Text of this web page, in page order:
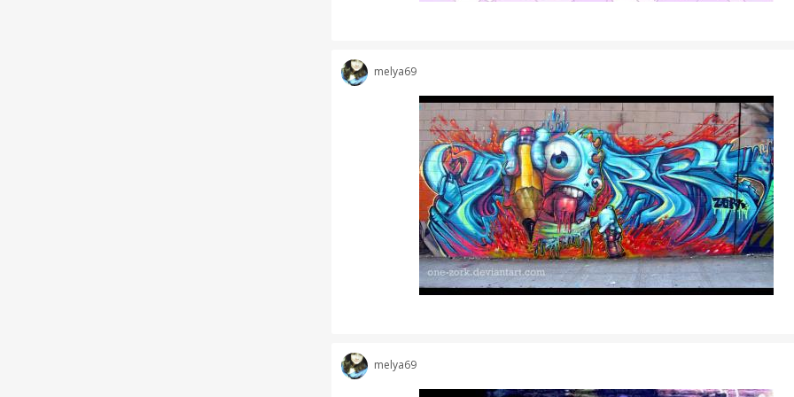
melya69
melya69